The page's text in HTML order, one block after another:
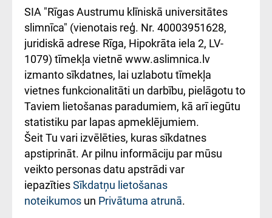
atsauksmju/sūdzību
iesniegšanas
kārtība
Kā pie mums nokļūt
Rēķinu apmaksas
ceļvedis
Rekvizīti un
ārstniecības
iestādes kods
010000234
Підтримка Східної
лікарні та співпраця з
Україною
SIA "Rīgas Austrumu klīniskā universitātes
slimnīca" (vienotais reģ. Nr. 40003951628,
juridiskā adrese Rīga, Hipokrāta iela 2, LV-
1079) tīmekļa vietnē www.aslimnica.lv
izmanto sīkdatnes, lai uzlabotu tīmekļa
vietnes funkcionalitāti un darbību, pielāgotu to
Taviem lietošanas paradumiem, kā arī iegūtu
statistiku par lapas apmeklējumiem.
Šeit Tu vari izvēlēties, kuras sīkdatnes
apstiprināt. Ar pilnu informāciju par mūsu
veikto personas datu apstrādi var
iepazītiesSīkdatņu lietošanas
noteikumos un Privātuma atrunā.